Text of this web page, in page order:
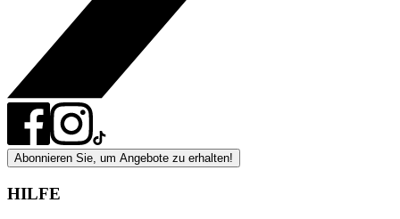
Abonnieren Sie, um Angebote zu erhalten!
HILFE